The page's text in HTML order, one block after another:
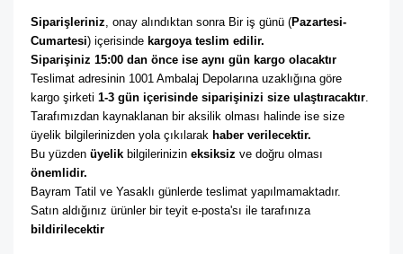
Siparişleriniz , onay alındıktan sonra Bir iş günü (Pazartesi-
Cumartesi) içerisinde kargoya teslim edilir.
Siparişiniz 15:00 dan önce ise aynı gün kargo olacaktır
Teslimat adresinin 1001 Ambalaj Depolarına uzaklığına göre
kargo şirketi 1-3 gün içerisinde siparişinizi size ulaştıracaktır
Tarafımızdan kaynaklanan bir aksilik olması halinde ise size
üyelik bilgilerinizden yola çıkılarak haber verilecektir.
Bu yüzden üyelik bilgilerinizin eksiksiz
önemlidir.
Bayram Tatil ve Yasaklı günlerde teslimat yapılmamaktadır.
bildirilecektir